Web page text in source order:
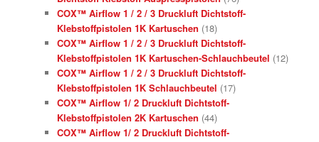
COX™ Airflow 1 / 2 / 3 Druckluft Dichtstoff-
Klebstoffpistolen 1K Kartuschen (18)
COX™ Airflow 1 / 2 / 3 Druckluft Dichtstoff-
Klebstoffpistolen 1K Kartuschen-Schlauchbeutel (12)
COX™ Airflow 1 / 2 / 3 Druckluft Dichtstoff-
Klebstoffpistolen 1K Schlauchbeutel (17)
COX™ Airflow 1/ 2 Druckluft Dichtstoff-
Klebstoffpistolen 2K Kartuschen (44)
COX™ Airflow 1/ 2 Druckluft Dichtstoff-